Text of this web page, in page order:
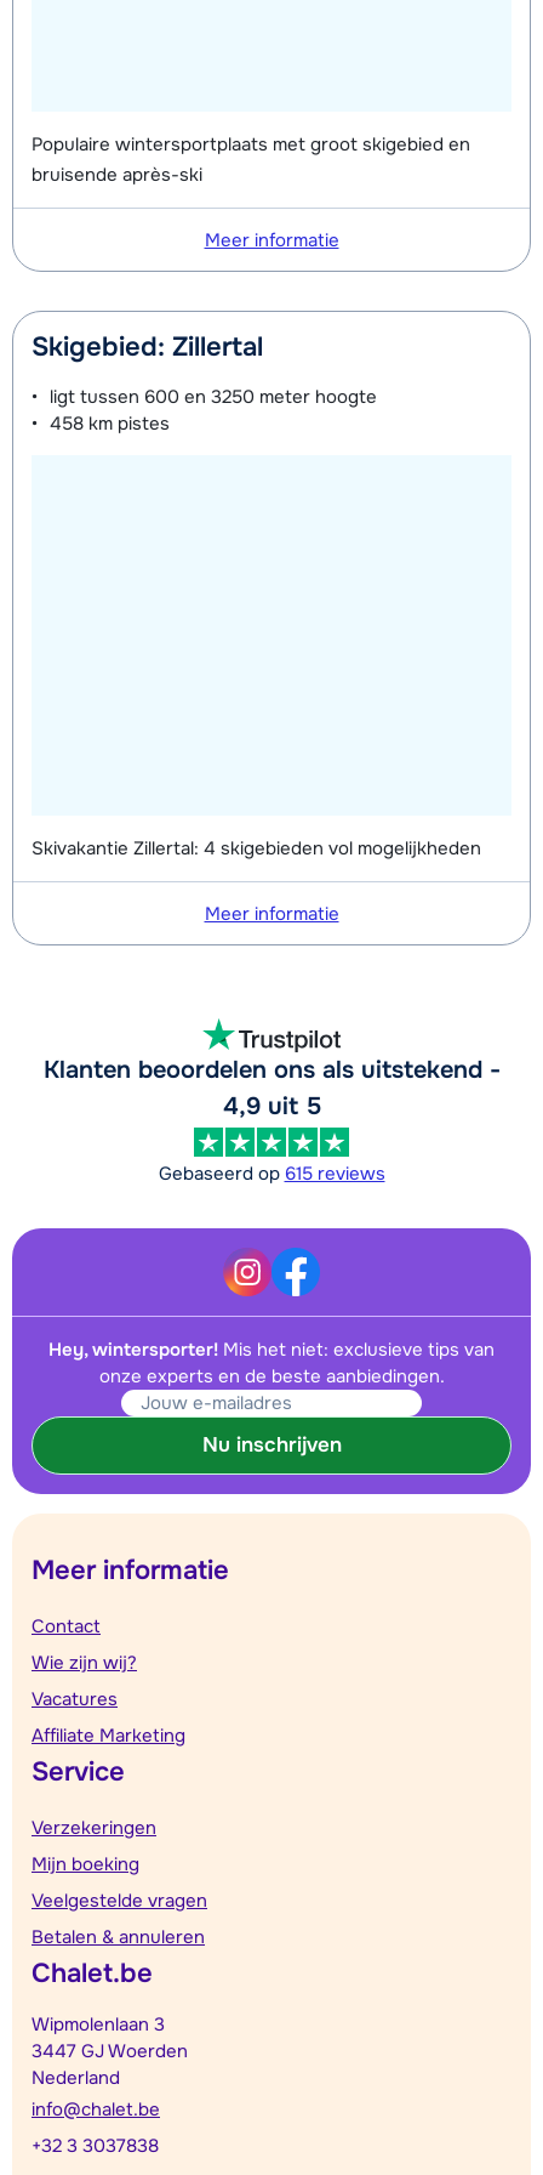
Populaire wintersportplaats met groot skigebied en
bruisende après-ski
Meer informatie
Skigebied: Zillertal
ligt tussen 600 en 3250 meter hoogte
458 km pistes
Skivakantie Zillertal: 4 skigebieden vol mogelijkheden
Meer informatie
Klanten beoordelen ons als uitstekend -
4,9 uit 5
Gebaseerd op 615 reviews
Hey, wintersporter! Mis het niet: exclusieve tips van
onze experts en de beste aanbiedingen.
Nu inschrijven
Meer informatie
Contact
Wie zijn wij?
Vacatures
Affiliate Marketing
Service
Verzekeringen
Mijn boeking
Veelgestelde vragen
Betalen & annuleren
Chalet.be
Wipmolenlaan 3
3447 GJ Woerden
Nederland
info@chalet.be
+32 3 3037838